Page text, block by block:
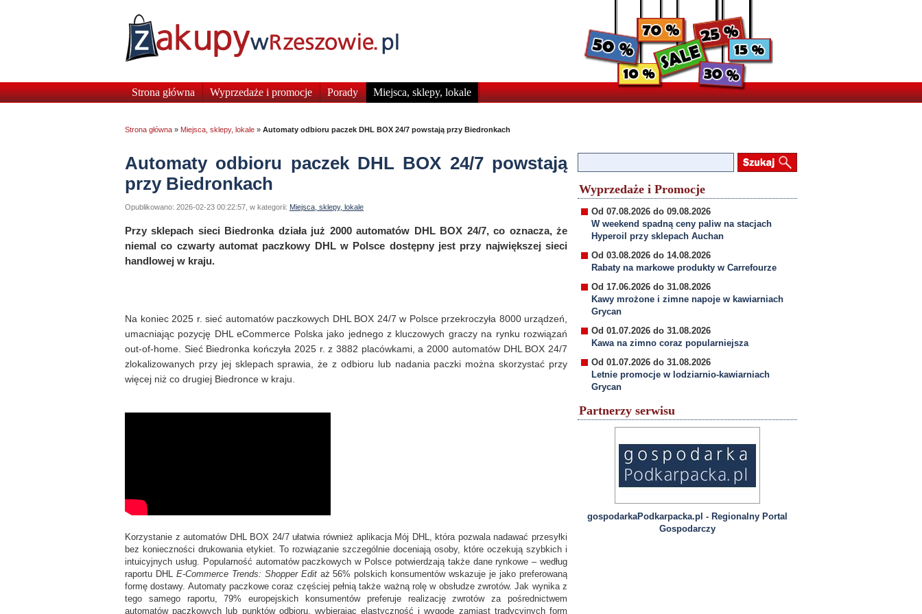
Strona główna Wyprzedaże i promocje Porady Miejsca, sklepy, lokale
Strona główna » Miejsca, sklepy, lokale » Automaty odbioru paczek DHL BOX 24/7 powstają przy Biedronkach
Automaty odbioru paczek DHL BOX 24/7 powstają
przy Biedronkach
Opublikowano: 2026-02-23 00:22:57, w kategorii: Miejsca, sklepy, lokale
Przy sklepach sieci Biedronka działa już 2000 automatów DHL BOX 24/7, co oznacza, że
niemal co czwarty automat paczkowy DHL w Polsce dostępny jest przy największej sieci
handlowej w kraju.
Na koniec 2025 r. sieć automatów paczkowych DHL BOX 24/7 w Polsce przekroczyła 8000 urządzeń,
umacniając pozycję DHL eCommerce Polska jako jednego z kluczowych graczy na rynku rozwiązań
out-of-home. Sieć Biedronka kończyła 2025 r. z 3882 placówkami, a 2000 automatów DHL BOX 24/7
zlokalizowanych przy jej sklepach sprawia, że z odbioru lub nadania paczki można skorzystać przy
więcej niż co drugiej Biedronce w kraju.
Korzystanie z automatów DHL BOX 24/7 ułatwia również aplikacja Mój DHL, która pozwala nadawać przesyłki
bez konieczności drukowania etykiet. To rozwiązanie szczególnie doceniają osoby, które oczekują szybkich i
intuicyjnych usług. Popularność automatów paczkowych w Polsce potwierdzają także dane rynkowe – według
raportu DHL E-Commerce Trends: Shopper Editaż 56% polskich konsumentów wskazuje je jako preferowaną
formę dostawy. Automaty paczkowe coraz częściej pełnią także ważną rolę w obsłudze zwrotów. Jak wynika z
tego samego raportu, 79% europejskich konsumentów preferuje realizację zwrotów za pośrednictwem
automatów paczkowych lub punktów odbioru, wybierając elastyczność i wygodę zamiast tradycyjnych form
Wyprzedaże i Promocje
Od 07.08.2026 do 09.08.2026
W weekend spadną ceny paliw na stacjach
Hyperoil przy sklepach Auchan
Od 03.08.2026 do 14.08.2026
Rabaty na markowe produkty w Carrefourze
Od 17.06.2026 do 31.08.2026
Kawy mrożone i zimne napoje w kawiarniach
Grycan
Od 01.07.2026 do 31.08.2026
Kawa na zimno coraz popularniejsza
Od 01.07.2026 do 31.08.2026
Letnie promocje w lodziarnio-kawiarniach
Grycan
Partnerzy serwisu
gospodarkaPodkarpacka.pl - Regionalny Portal
Gospodarczy